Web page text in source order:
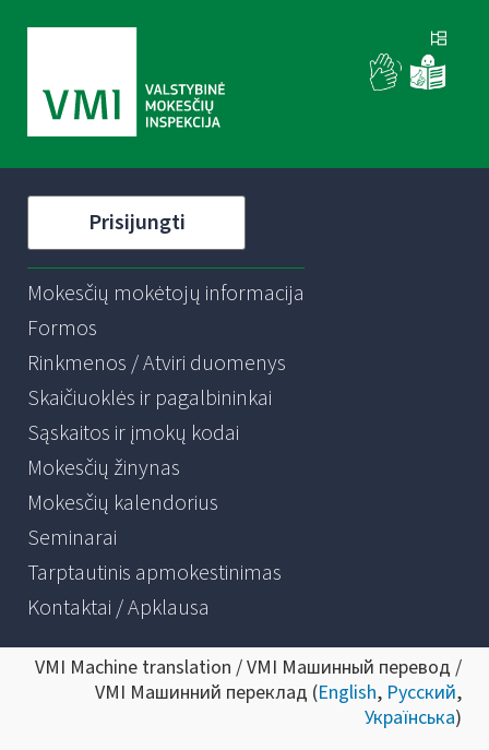
Prisijungti
Mokesčių mokėtojų informacija
Formos
Rinkmenos / Atviri duomenys
Skaičiuoklės ir pagalbininkai
Sąskaitos ir įmokų kodai
Mokesčių žinynas
Mokesčių kalendorius
Seminarai
Tarptautinis apmokestinimas
Kontaktai / Apklausa
VMI Machine translation / VMI Машинный перевод /
VMI Машинний переклад (English, Русский,
Українська)